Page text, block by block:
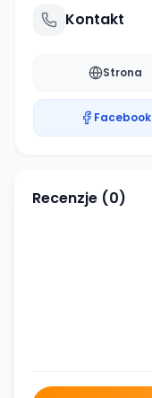
Kontakt
Strona
Facebook
Recenzje (0)